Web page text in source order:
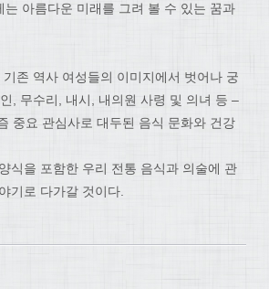
아름다운 미래를 그려 볼 수 있는 꿈과
존 역사 여성들의 이미지에서 벗어나 궁
, 무수리, 내시, 내의원 사령 및 의녀 등 –
중요 관심사로 대두된 음식 문화와 건강
식을 포함한 우리 전통 음식과 의술에 관
기로 다가갈 것이다.